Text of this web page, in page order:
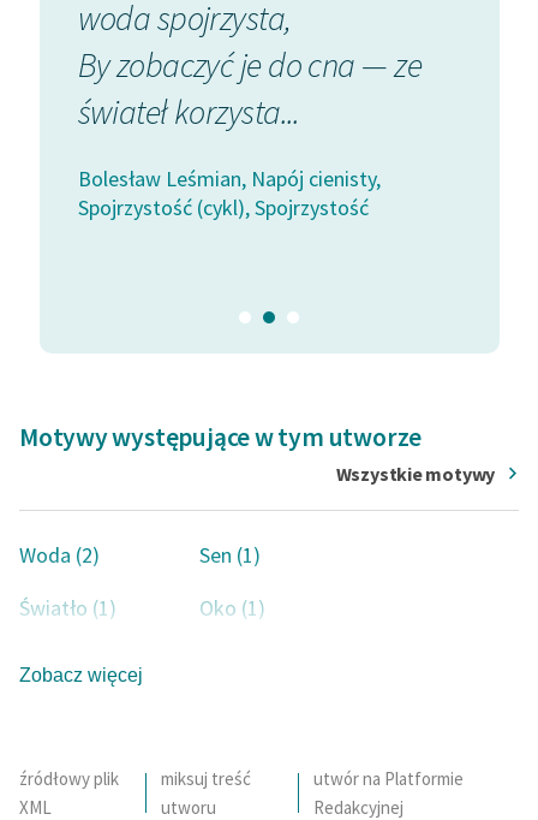
neologizmy oraz własne mity i postaci), stylistycznie do
baroku i romantyzmu, ideowo do filozofii Nietzschego i
Bergsona. Mistrz wiersza sylabotonicznego. W 1933 r.
został członkiem Polskiej Akademii Literatury.
woda spojrzysta,
By zobaczyć je do cna — ze
świateł korzysta...
Bolesław Leśmian, Napój cienisty,
Spojrzystość (cykl), Spojrzystość
Motywy występujące w tym utworze
Wszystkie motywy
Woda (2)
Sen (1)
Światło (1)
Oko (1)
Zobacz więcej
źródłowy plik
XML
miksuj treść
utworu
utwór na Platformie
Redakcyjnej